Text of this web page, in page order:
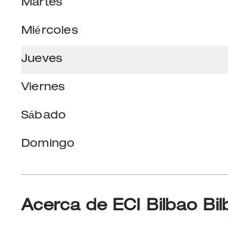
Martes
Miércoles
Jueves
Viernes
Sábado
Domingo
Acerca de ECI Bilbao